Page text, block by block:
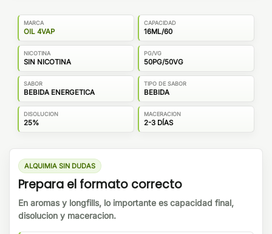
MARCA
OIL 4VAP
CAPACIDAD
16ML/60
NICOTINA
SIN NICOTINA
PG/VG
50PG/50VG
SABOR
BEBIDA ENERGETICA
TIPO DE SABOR
BEBIDA
DISOLUCION
25%
MACERACION
2-3 DÍAS
ALQUIMIA SIN DUDAS
Prepara el formato correcto
En aromas y longfills, lo importante es capacidad final,
disolucion y maceracion.